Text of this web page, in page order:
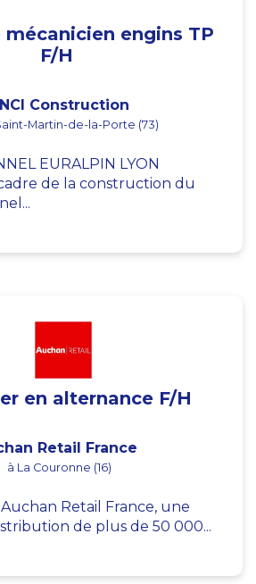
engins TP
F/H
Construction
Martin-de-la-Porte (73)
EURALPIN LYON
de la construction du
en alternance F/H
Retail France
à La Couronne (16)
Retail France, une
de plus de 50 000...